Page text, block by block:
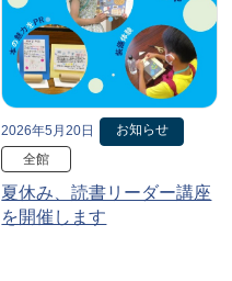
2026年5月20日
お知らせ
全館
夏休み、読書リーダー講座
を開催します